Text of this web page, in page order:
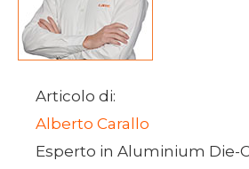
Articolo di:
Alberto Carallo
Esperto in Aluminium Die-